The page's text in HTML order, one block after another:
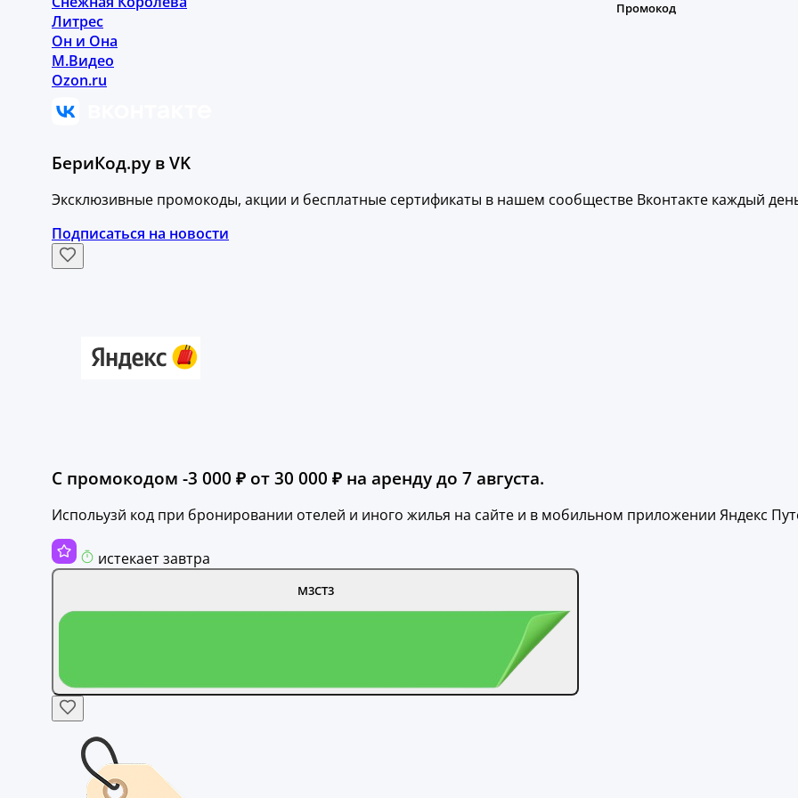
Литрес
Он и Она
М.Видео
Ozon.ru
БериКод.ру в VK
Эксклюзивные промокоды, акции и бесплатные сертификаты в нашем сообществе Вконтакте каждый
Подписаться на новости
С промокодом -3 000 ₽ от 30 000 ₽ на аренду до 7 августа.
Испольузй код при бронировании отелей и иного жилья на сайте и в мобильном приложении Яндекс
истекает завтра
M3CT3